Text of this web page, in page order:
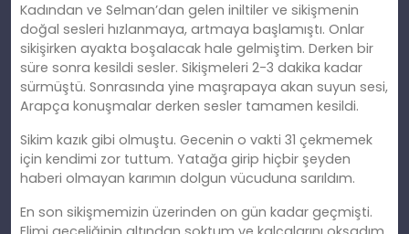
Kadından ve Selman’dan gelen iniltiler ve sikişmenin
doğal sesleri hızlanmaya, artmaya başlamıştı. Onlar
sikişirken ayakta boşalacak hale gelmiştim. Derken bir
süre sonra kesildi sesler. Sikişmeleri 2-3 dakika kadar
sürmüştü. Sonrasında yine maşrapaya akan suyun sesi,
Arapça konuşmalar derken sesler tamamen kesildi.
Sikim kazık gibi olmuştu. Gecenin o vakti 31 çekmemek
için kendimi zor tuttum. Yatağa girip hiçbir şeyden
haberi olmayan karımın dolgun vücuduna sarıldım.
En son sikişmemizin üzerinden on gün kadar geçmişti.